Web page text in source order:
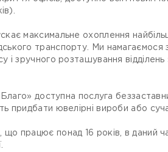
максимальне охоплення
транспорту. Ми
і зручного розташування
доступна послуга
придбати ювелірні вироби або
працює понад 16 років, в даний